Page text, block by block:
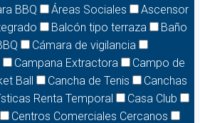
BBQ Áreas Sociales
Ascensor
Balcón tipo terraza
Baño
Cámara de vigilancia
Campana Extractora
Campo de
Ball Cancha de Tenis
Canchas
Renta Temporal
Casa Club
Centros Comerciales Cercanos